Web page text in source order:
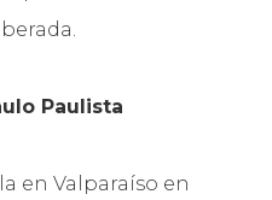
Paulista
en Valparaíso en